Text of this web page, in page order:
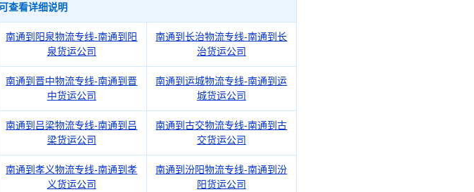
查看详细说明
南通到阳泉物流专线-南通到阳
泉货运公司
南通到长治物流专线-南通到长
治货运公司
南通到晋中物流专线-南通到晋
中货运公司
南通到运城物流专线-南通到运
城货运公司
南通到吕梁物流专线-南通到吕
梁货运公司
南通到古交物流专线-南通到古
交货运公司
南通到孝义物流专线-南通到孝
义货运公司
南通到汾阳物流专线-南通到汾
阳货运公司